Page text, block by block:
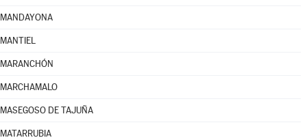
MANDAYONA
MANTIEL
MARANCHÓN
MARCHAMALO
MASEGOSO DE TAJUÑA
MATARRUBIA